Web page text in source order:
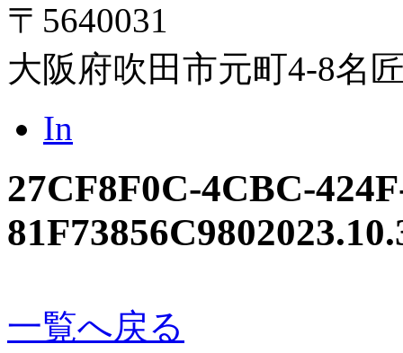
〒5640031
大阪府吹田市元町4-8名
In
27CF8F0C-4CBC-
81F73856C980
一覧へ戻る